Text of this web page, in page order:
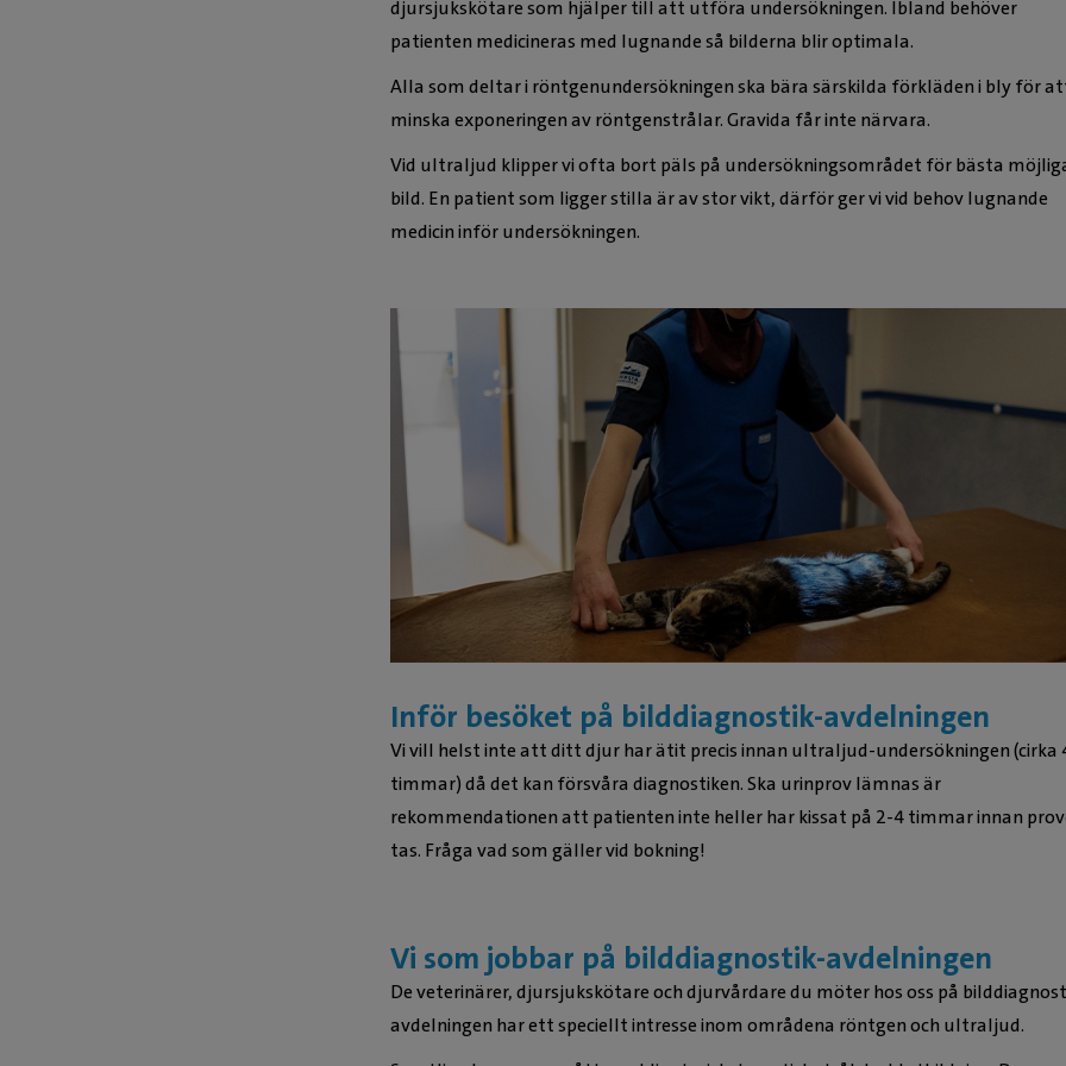
djursjukskötare som hjälper till att utföra undersökningen. Ibland behöver
patienten medicineras med lugnande så bilderna blir optimala.
Alla som deltar i röntgenundersökningen ska bära särskilda förkläden i bly för
minska exponeringen av röntgenstrålar. Gravida får inte närvara.
Vid ultraljud klipper vi ofta bort päls på undersökningsområdet för bästa
bild. En patient som ligger stilla är av stor vikt, därför ger vi vid behov lugnande
medicin inför undersökningen.
Inför besöket på bilddiagnostik-avdelningen
Vi vill helst inte att ditt djur har ätit precis innan ultraljud-undersökningen (cirka
timmar) då det kan försvåra diagnostiken. Ska urinprov lämnas är
rekommendationen att patienten inte heller har kissat på 2-4 timmar innan
tas. Fråga vad som gäller vid bokning!
Vi som jobbar på bilddiagnostik-avdelningen
De veterinärer, djursjukskötare och djurvårdare du möter hos oss på
avdelningen har ett speciellt intresse inom områdena röntgen och ultraljud.